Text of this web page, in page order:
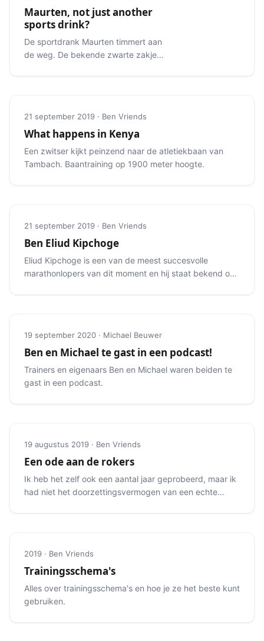
Maurten, not just another
sports drink?
De sportdrank Maurten timmert aan
de weg. De bekende zwarte zakjes
21 september 2019 · Ben Vriends
What happens in Kenya
Een zwitser kijkt peinzend naar de atletiekbaan van
Tambach. Baantraining op 1900 meter hoogte.
21 september 2019 · Ben Vriends
Ben Eliud Kipchoge
Eliud Kipchoge is een van de meest succesvolle
marathonlopers van dit moment en hij staat bekend om
19 september 2020 · Michael Beuwer
Ben en Michael te gast in een podcast!
Trainers en eigenaars Ben en Michael waren beiden te
gast in een podcast.
19 augustus 2019 · Ben Vriends
Een ode aan de rokers
Ik heb het zelf ook een aantal jaar geprobeerd, maar ik
had niet het doorzettingsvermogen van een echte
2019 · Ben Vriends
Trainingsschema's
Alles over trainingsschema's en hoe je ze het beste kunt
gebruiken.